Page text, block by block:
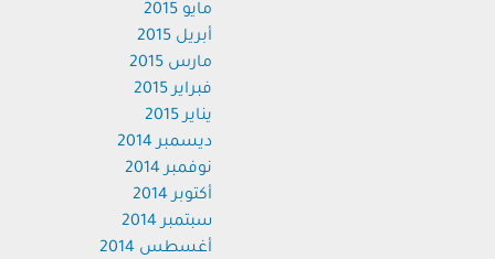
مايو 2015
أبريل 2015
مارس 2015
فبراير 2015
يناير 2015
ديسمبر 2014
نوفمبر 2014
أكتوبر 2014
سبتمبر 2014
أغسطس 2014